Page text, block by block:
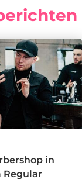
in
Regular